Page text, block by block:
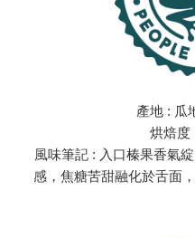
產地 : 瓜
烘焙度
風味筆記 : 入口榛果香氣
感，焦糖苦甜融化於舌面